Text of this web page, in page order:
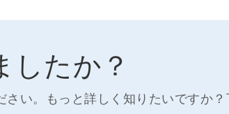
したか？
い。もっと詳しく知りたいですか